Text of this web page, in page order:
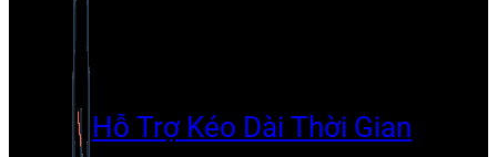
Hỗ Trợ Kéo Dài Thời Gian